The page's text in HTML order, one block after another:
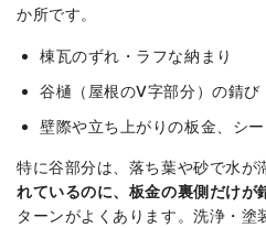
か所です。
棟瓦のずれ・ラフな納まり
谷樋（屋根のV字部分）の錆び
壁際や立ち上がりの板金、シ
特に谷部分は、落ち葉や砂で水が
れているのに、板金の裏側だけが
ターンがよくあります。洗浄・塗